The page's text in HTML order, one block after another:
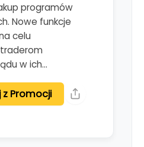
programów
Nowe funkcje
celu
w ich…
z Promocji